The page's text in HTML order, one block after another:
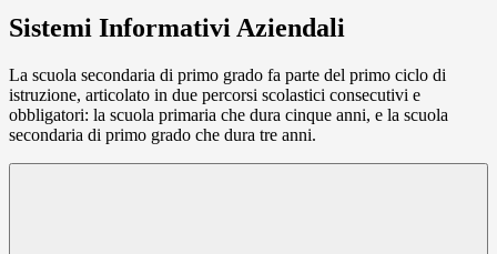
Sistemi Informativi Aziendali
La scuola secondaria di primo grado fa parte del primo ciclo di
istruzione, articolato in due percorsi scolastici consecutivi e
obbligatori: la scuola primaria che dura cinque anni, e la scuola
secondaria di primo grado che dura tre anni.